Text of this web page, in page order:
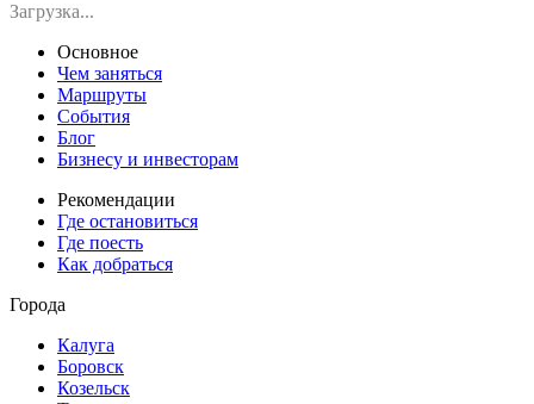
Загрузка...
Основное
Чем заняться
Маршруты
События
Блог
Бизнесу и инвесторам
Рекомендации
Где остановиться
Где поесть
Как добраться
Города
Калуга
Боровск
Козельск